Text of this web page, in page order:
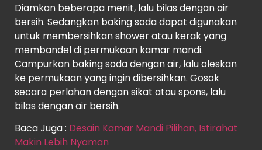
Diamkan beberapa menit, lalu bilas dengan air
bersih. Sedangkan baking soda dapat digunakan
untuk membersihkan shower atau kerak yang
membandel di permukaan kamar mandi.
Campurkan baking soda dengan air, lalu oleskan
ke permukaan yang ingin dibersihkan. Gosok
secara perlahan dengan sikat atau spons, lalu
bilas dengan air bersih.
Baca Juga : Desain Kamar Mandi Pilihan, Istirahat
Makin Lebih Nyaman